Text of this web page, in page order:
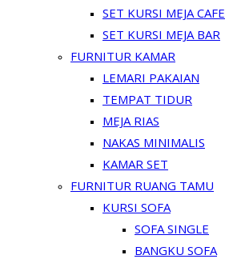
SET KURSI MEJA CAFE
SET KURSI MEJA BAR
FURNITUR KAMAR
LEMARI PAKAIAN
TEMPAT TIDUR
MEJA RIAS
NAKAS MINIMALIS
KAMAR SET
FURNITUR RUANG TAMU
KURSI SOFA
SOFA SINGLE
BANGKU SOFA